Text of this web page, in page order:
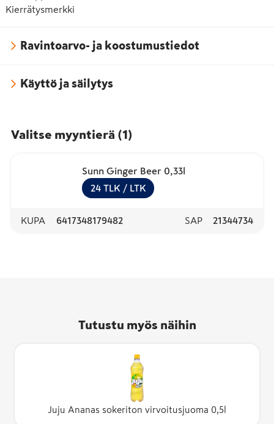
Kierrätysmerkki
Ravintoarvo- ja koostumustiedot
Käyttö ja säilytys
Valitse myyntierä (1)
Sunn Ginger Beer 0,33l
24 TLK / LTK
KUPA 6417348179482 SAP 21344734
Tutustu myös näihin
Juju Ananas sokeriton virvoitusjuoma 0,5l